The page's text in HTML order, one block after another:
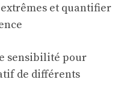
et quantifier
sensibilité pour
de différents